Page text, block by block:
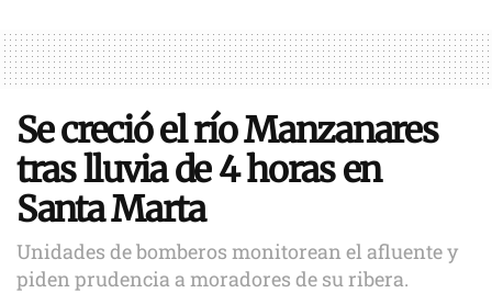
Se creció el río Manzanares
tras lluvia de 4 horas en
Santa Marta
Unidades de bomberos monitorean el afluente y
piden prudencia a moradores de su ribera.